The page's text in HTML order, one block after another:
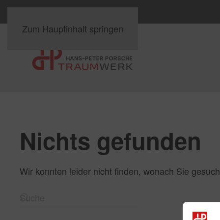
Zum Hauptinhalt springen
Nichts gefunden
Wir konnten leider nicht finden, wonach Sie